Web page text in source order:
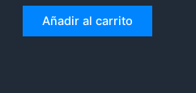
Añadir al carrito